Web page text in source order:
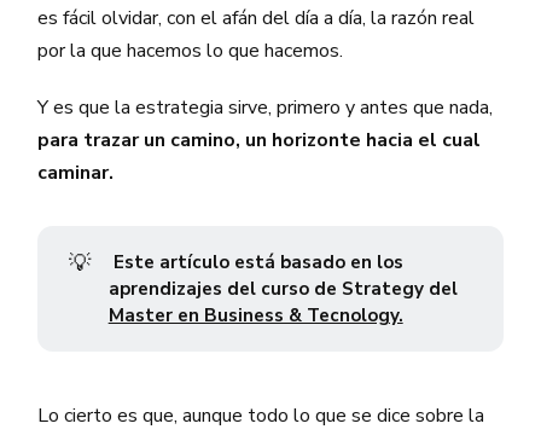
es fácil olvidar, con el afán del día a día, la razón real
por la que hacemos lo que hacemos.
Y es que la estrategia sirve, primero y antes que nada,
para trazar un camino, un horizonte hacia el cual
caminar.
💡
Este artículo está basado en los
aprendizajes del curso de Strategy del
Master en Business & Tecnology.
Lo cierto es que, aunque todo lo que se dice sobre la